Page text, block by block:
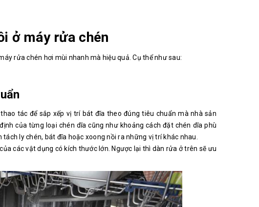
ở máy rửa chén
rửa chén hơi mùi nhanh mà hiệu quả. Cụ thể như sau:
tác để sắp xếp vị trí bát đĩa theo đúng tiêu chuẩn mà nhà sản
của từng loại chén dĩa cũng như khoảng cách đặt chén dĩa phù
ly chén, bát đĩa hoặc xoong nồi ra những vị trí khác nhau.
các vật dụng có kích thước lớn. Ngược lại thì dàn rửa ở trên sẽ ưu